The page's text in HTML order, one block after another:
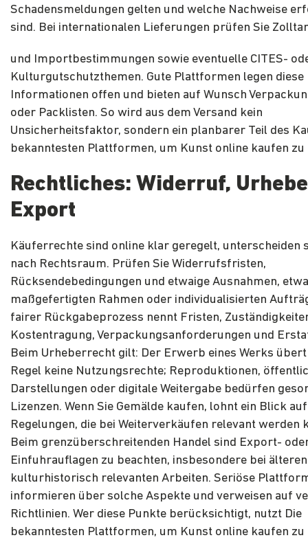
Schadensmeldungen gelten und welche Nachweise
sind. Bei internationalen Lieferungen prüfen Sie
und Importbestimmungen sowie eventuelle CITES-
Kulturgutschutzthemen. Gute Plattformen legen diese
Informationen offen und bieten auf Wunsch
oder Packlisten. So wird aus dem Versand kein
Unsicherheitsfaktor, sondern ein planbarer Teil des
bekanntesten Plattformen, um Kunst online kaufen
Rechtliches: Widerruf,
Export
Käuferrechte sind online klar geregelt, unterscheiden
nach Rechtsraum. Prüfen Sie Widerrufsfristen,
Rücksendebedingungen und etwaige Ausnahmen,
maßgefertigten Rahmen oder individualisierten
fairer Rückgabeprozess nennt Fristen,
Kostentragung, Verpackungsanforderungen und
Beim Urheberrecht gilt: Der Erwerb eines Werks
Regel keine Nutzungsrechte; Reproduktionen,
Darstellungen oder digitale Weitergabe bedürfen
Lizenzen. Wenn Sie Gemälde kaufen, lohnt ein Blick
Regelungen, die bei Weiterverkäufen relevant werden
Beim grenzüberschreitenden Handel sind Export-
Einfuhrauflagen zu beachten, insbesondere bei
kulturhistorisch relevanten Arbeiten. Seriöse
informieren über solche Aspekte und verweisen auf
Richtlinien. Wer diese Punkte berücksichtigt, nutzt Die
bekanntesten Plattformen, um Kunst online kaufen zu